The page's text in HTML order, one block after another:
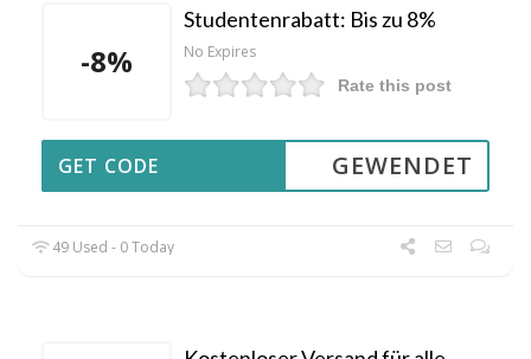
-8%
Studentenrabatt: Bis zu 8%
No Expires
Rate this post
GEWENDET
GET CODE
49 Used - 0 Today